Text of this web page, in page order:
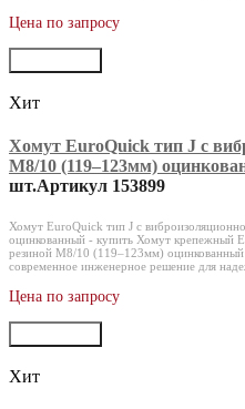
Цена по запросу
Хит
Хомут EuroQuick тип J с
M8/10 (119–123мм)
шт.Артикул 153899
Хомут EuroQuick тип J с
оцинкованный - купить Хомут крепежный
резиной M8/10 (119–123мм)
современное инженерное решение для
Цена по запросу
Хит